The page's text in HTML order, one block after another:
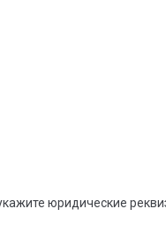
юридические